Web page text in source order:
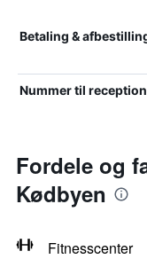
Betaling &
Nummer til
Fordele og
Kødbyen
Fitnesscenter